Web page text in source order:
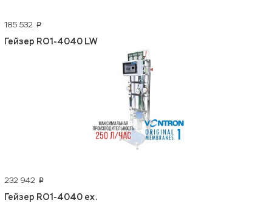
185 532 p
Гейзер RO1-4040 LW
232 942 p
Гейзер RO1-4040 ex.